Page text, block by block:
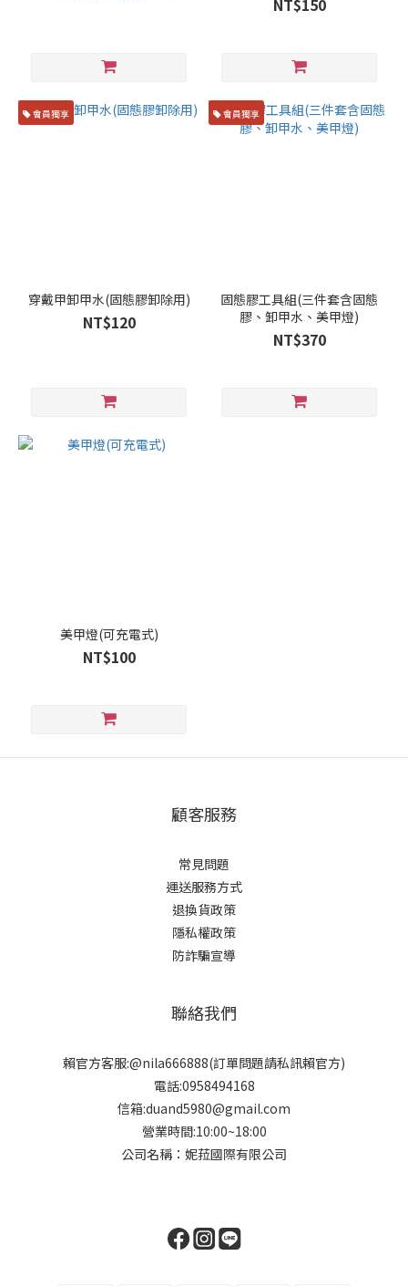
NT$150
會員獨享
穿戴甲卸甲水(固態膠卸除用)
NT$120
會員獨享
固態膠工具組(三件套含固態
膠、卸甲水、美甲燈)
NT$370
美甲燈(可充電式)
NT$100
顧客服務
常見問題
運送服務方式
退換貨政策
隱私權政策
防詐騙宣導
聯絡我們
賴官方客服:@nila666888(訂單問題請私訊賴官方)
電話:0958494168
信箱:duand5980@gmail.com
營業時間:10:00~18:00
公司名稱：妮菈國際有限公司